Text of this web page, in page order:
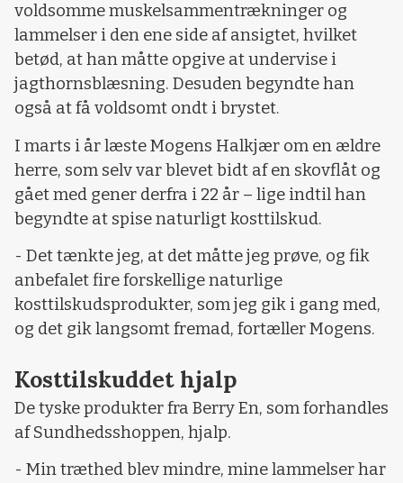
voldsomme muskelsammentrækninger og
lammelser i den ene side af ansigtet, hvilket
betød, at han måtte opgive at undervise i
jagthornsblæsning. Desuden begyndte han
også at få voldsomt ondt i brystet.
I marts i år læste Mogens Halkjær om en ældre
herre, som selv var blevet bidt af en skovflåt og
gået med gener derfra i 22 år – lige indtil han
begyndte at spise naturligt kosttilskud.
- Det tænkte jeg, at det måtte jeg prøve, og fik
anbefalet fire forskellige naturlige
kosttilskudsprodukter, som jeg gik i gang med,
og det gik langsomt fremad, fortæller Mogens.
Kosttilskuddet hjalp
De tyske produkter fra Berry En, som forhandles
af Sundhedsshoppen, hjalp.
- Min træthed blev mindre, mine lammelser har